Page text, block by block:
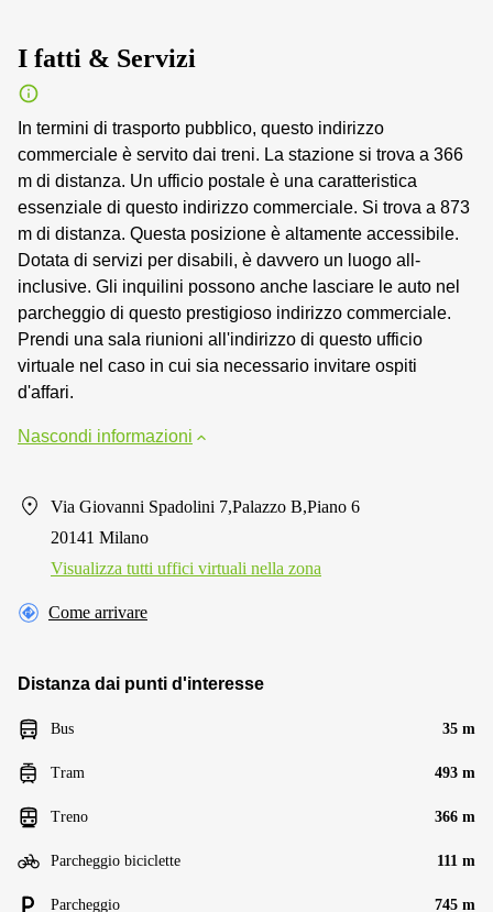
I fatti & Servizi
In termini di trasporto pubblico, questo indirizzo
commerciale è servito dai treni. La stazione si trova a 366
m di distanza. Un ufficio postale è una caratteristica
essenziale di questo indirizzo commerciale. Si trova a 873
m di distanza. Questa posizione è altamente accessibile.
Dotata di servizi per disabili, è davvero un luogo all-
inclusive. Gli inquilini possono anche lasciare le auto nel
parcheggio di questo prestigioso indirizzo commerciale.
Prendi una sala riunioni all'indirizzo di questo ufficio
virtuale nel caso in cui sia necessario invitare ospiti
d'affari.
Nascondi informazioni
Via Giovanni Spadolini 7,Palazzo B,Piano 6
20141 Milano
Visualizza tutti uffici virtuali nella zona
Come arrivare
Distanza dai punti d'interesse
Bus 35 m
Tram 493 m
Treno 366 m
Parcheggio biciclette 111 m
Parcheggio 745 m